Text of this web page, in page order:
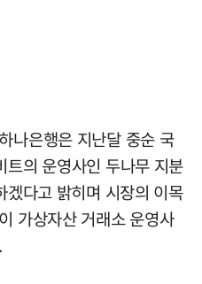
나은행은 지난달 중순 국
의 운영사인 두나무 지분
다고 밝히며 시장의 이목
가상자산 거래소 운영사